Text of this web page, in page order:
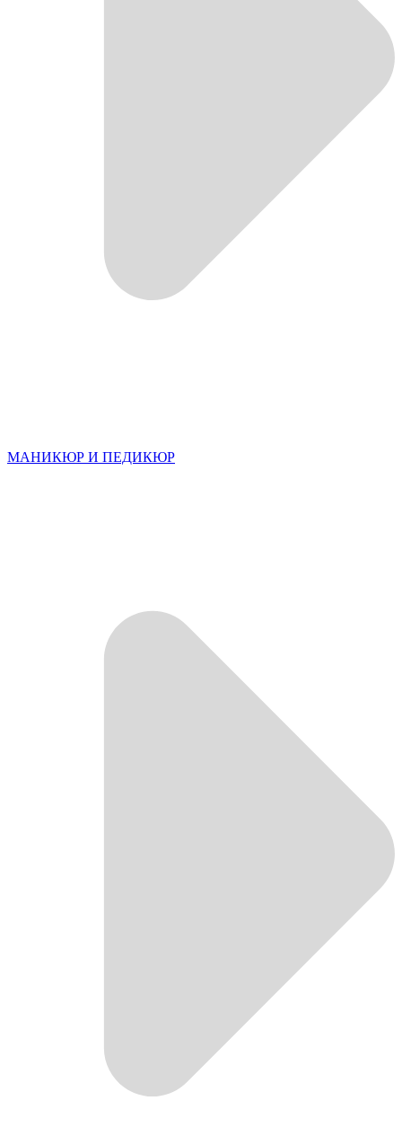
МАНИКЮР И ПЕДИКЮР